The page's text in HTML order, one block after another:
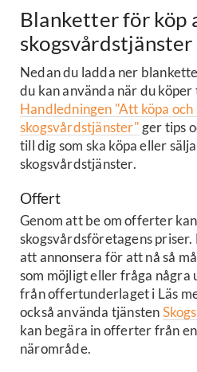
Blanketter för köp
skogsvårdstjänster
Nedan du ladda ner
du kan använda när du köper
Handledningen "Att köpa och
skogsvårdstjänster" ger tips
till dig som ska köpa eller sälja
skogsvårdstjänster.
Offert
Genom att be om offerter
skogsvårdsföretagens
att annonsera för att nå så
som möjligt eller fråga några
från offertunderlaget i Läs
också använda tjänsten
kan begära in offerter från
närområde.